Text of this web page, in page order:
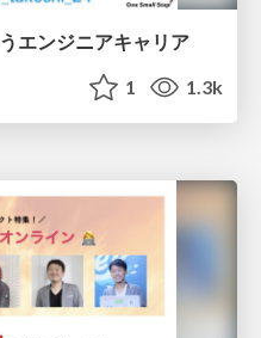
エンジニアキャリア
1 1.3k